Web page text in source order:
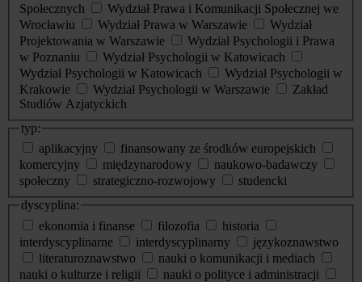
Społecznych
Wydział Prawa i Komunikacji Społecznej we
Wrocławiu
Wydział Prawa w Warszawie
Wydział
Projektowania w Warszawie
Wydział Psychologii i Prawa
w Poznaniu
Wydział Psychologii w Katowicach
Wydział Psychologii w Katowicach
Wydział Psychologii w
Krakowie
Wydział Psychologii w Warszawie
Zakład
Studiów Azjatyckich
typ:
aplikacyjny
finansowany ze środków europejskich
komercyjny
międzynarodowy
naukowo-badawczy
społeczny
strategiczno-rozwojowy
studencki
dyscyplina:
ekonomia i finanse
filozofia
historia
interdyscyplinarne
interdyscyplinarny
językoznawstwo
literaturoznawstwo
nauki o komunikacji i mediach
nauki o kulturze i religii
nauki o polityce i administracji